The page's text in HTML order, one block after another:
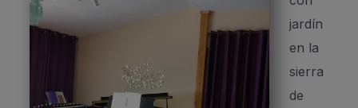
jardín
en la
sierra
de